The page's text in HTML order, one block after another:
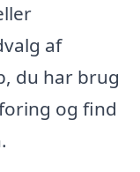
af
du har brug
og find